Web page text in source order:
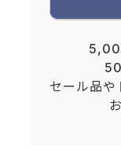
セール品や